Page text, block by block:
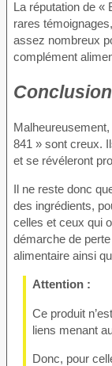
La réputation de «
rares
assez nombreux
complément
Conclusion
841 » sont creux.
et se révéleront
Il ne reste donc
des ingrédients,
celles et ceux qui
démarche de
alimentaire ainsi
Attention :
Ce produit
liens menant
Donc, pour